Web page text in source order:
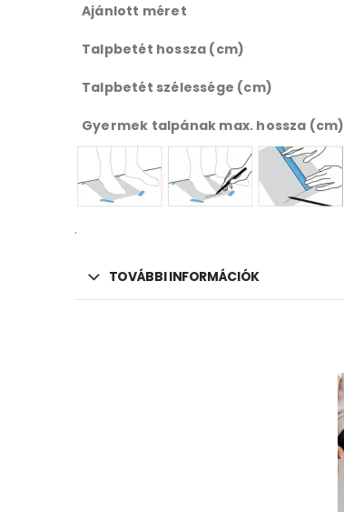
Ajánlott méret
Talpbetét hossza (cm)
Talpbetét szélessége (cm)
Gyermek talpának max. hossza (cm)
.
TOVÁBBI INFORMÁCIÓK